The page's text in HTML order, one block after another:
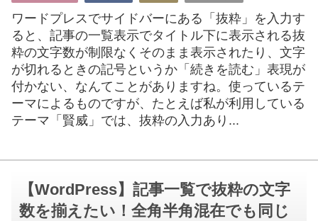
ワードプレスでサイドバーにある「抜粋」を入力す
ると、記事の一覧表示でタイトル下に表示される抜
粋の文字数が制限なくそのまま表示されたり、文字
が切れるときの記号というか「続きを読む」表現が
付かない、なんてことがありますね。使っているテ
ーマによるものですが、たとえば私が利用している
テーマ「賢威」では、抜粋の入力あり...
【WordPress】記事一覧で抜粋の文字
数を揃えたい！全角半角混在でも同じ